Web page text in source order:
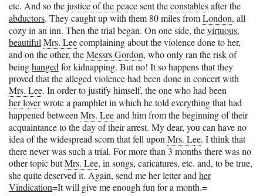
etc. And so thejustice of the peacesent theconstablesafter the
abductors. They caught up with them 80 miles fromLondon, all
cozy in an inn. Then the trial began. On one side, thevirtuous,
beautiful Mrs. Leecomplaining about the violence done to her,
and on the other, theMessrs Gordon, who only ran the risk of
beinghanged for kidnapping. But no! It so happens that they
proved that the alleged violence had been done in concert with
Mrs. Lee. In order to justify himself, the one who had been
her loverwrote a pamphlet in which he told everything that had
happened between Mrs. Leeand him from the beginning of their
acquaintance to the day of their arrest. My dear, you can have no
idea of the widespread scorn that fell upon Mrs. Lee. I think that
there never was such a trial. For more than 3 months there was no
other topic butMrs. Lee, in songs, caricatures, etc. and, to be true,
she quite deserved it. Again, send me her letter and her
Vindication=It will give me enough fun for a month.=